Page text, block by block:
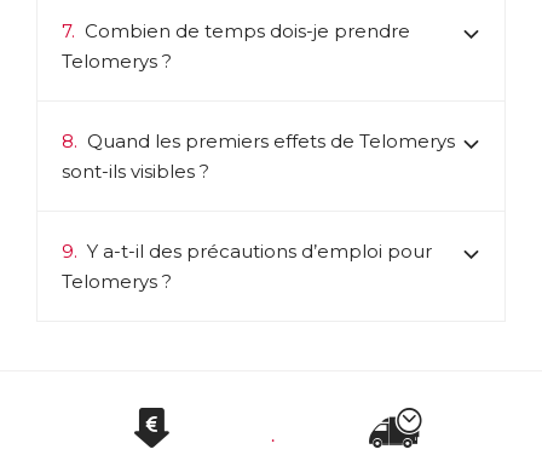
7. Combien de temps dois-je prendre
Telomerys ?
8. Quand les premiers effets de Telomerys
sont-ils visibles ?
9. Y a-t-il des précautions d’emploi pour
Telomerys ?